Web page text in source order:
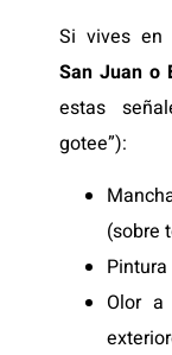
Si vives en
San Juan o
estas
gotee”):
(sobre
Olor